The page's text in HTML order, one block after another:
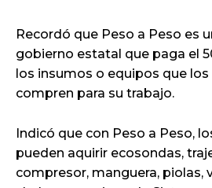
Recordó que Peso a Peso es
gobierno estatal que paga el
los insumos o equipos que
compren para su trabajo.
Indicó que con Peso a Peso,
pueden aquirir ecosondas,
compresor, manguera, piolas,